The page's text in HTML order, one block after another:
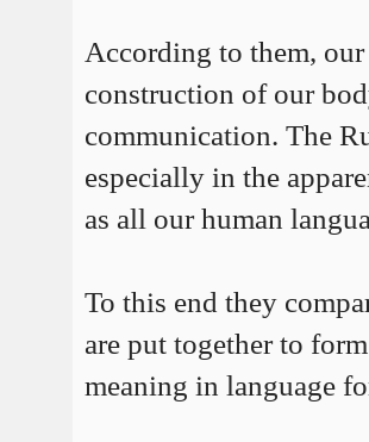
According to them,
construction of our
communication. The
especially in the
as all our human
To this end they
are put together to
meaning in language